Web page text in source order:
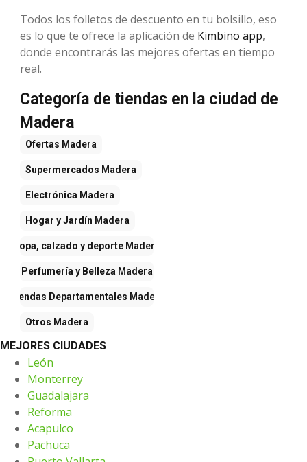
Todos los folletos de descuento en tu bolsillo, eso
es lo que te ofrece la aplicación de Kimbino app,
donde encontrarás las mejores ofertas en tiempo
real.
Categoría de tiendas en la ciudad de
Madera
Ofertas Madera
Supermercados Madera
Electrónica Madera
Hogar y Jardín Madera
Ropa, calzado y deporte Madera
Perfumería y Belleza Madera
Tiendas Departamentales Madera
Otros Madera
MEJORES CIUDADES
León
Monterrey
Guadalajara
Reforma
Acapulco
Pachuca